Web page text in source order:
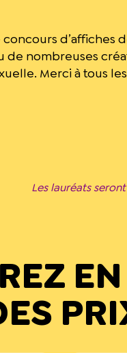
concours d’affiches
de nombreuses
Merci à tous
Les lauréats